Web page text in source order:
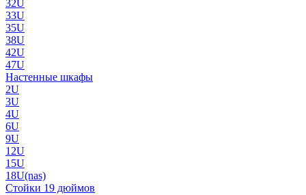
32U
33U
35U
38U
42U
47U
Настенные шкафы
2U
3U
4U
6U
9U
12U
15U
18U(nas)
Стойки 19 дюймов